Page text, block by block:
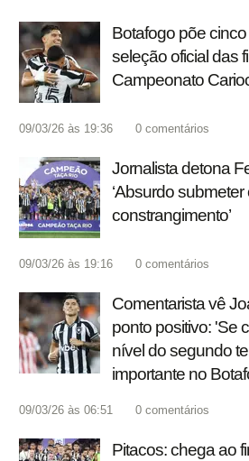
Botafogo põe
seleção oficial das
Campeonato
09/03/26 às 19:36 0 comentários
Jornalista detona
‘Absurdo
constrangimento’
09/03/26 às 19:16 0 comentários
Comentarista vê
ponto positivo: 'Se
nível do segundo
importante no
09/03/26 às 06:51 0 comentários
Pitacos: chega ao